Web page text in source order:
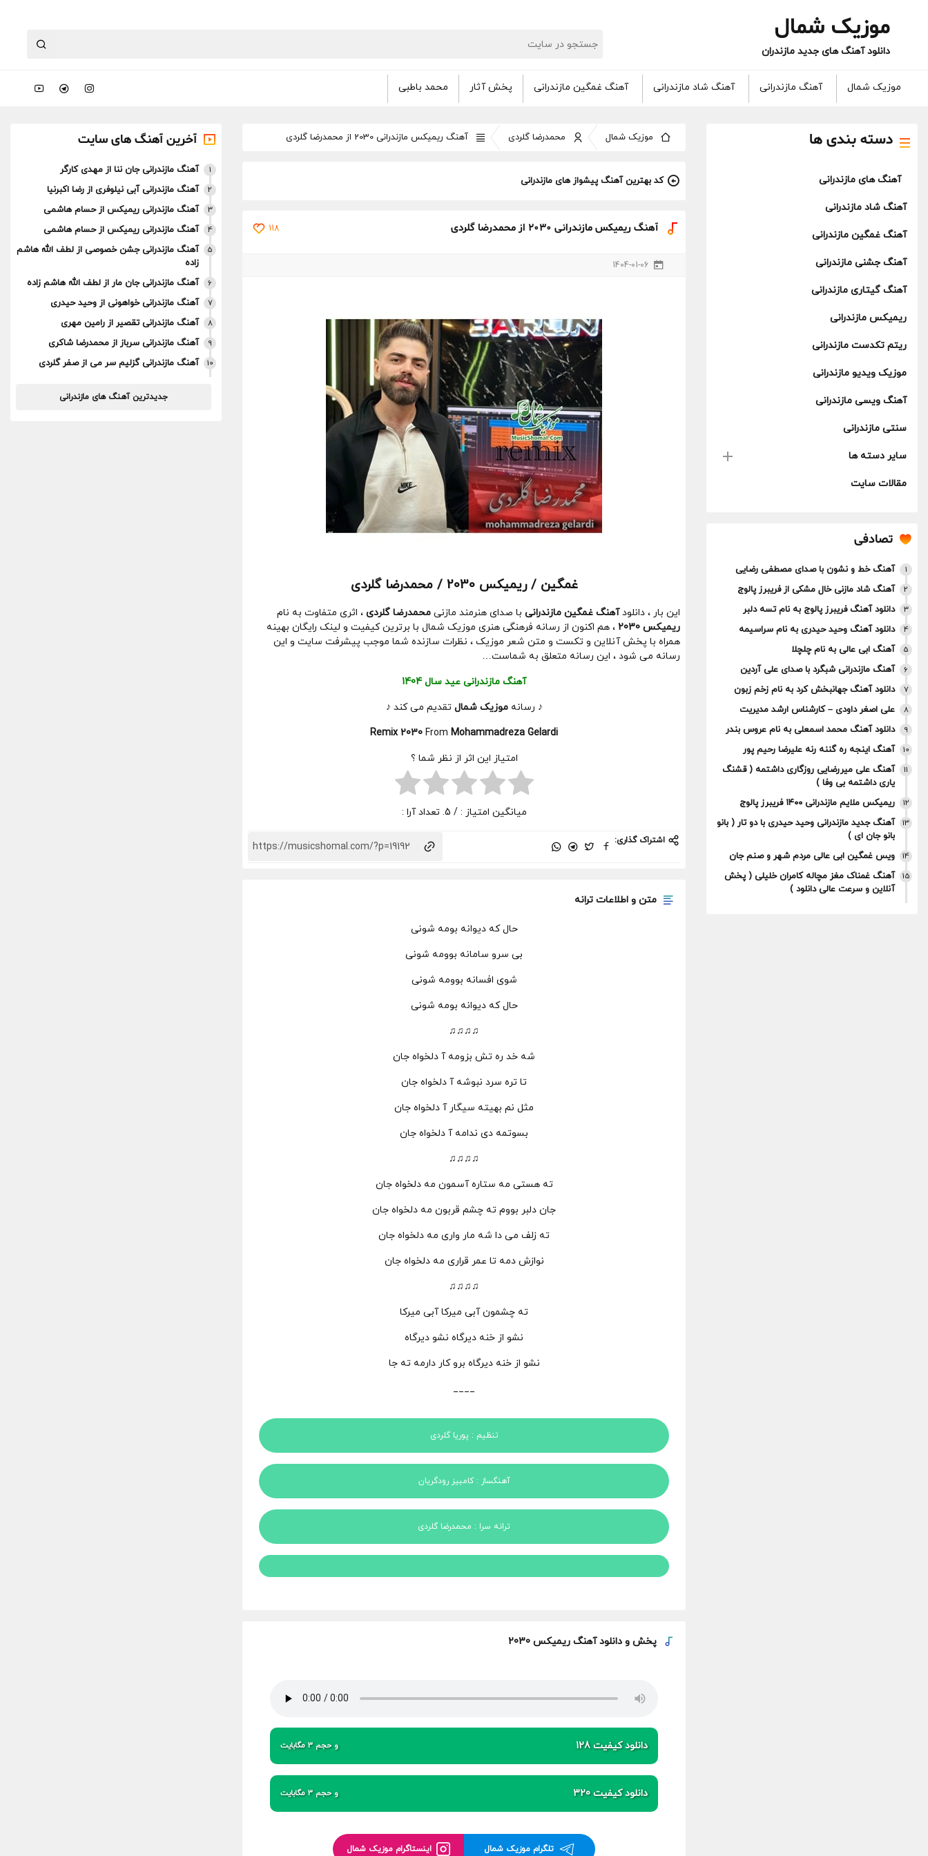
موزیک شمال
دانلود آهنگ های جدید مازندران
موزیک شمال آهنگ مازندرانی آهنگ شاد مازندرانی آهنگ غمگین مازندرانی پخش آثار محمد باطبی
دسته بندی ها
آهنگ های مازندرانی
آهنگ شاد مازندرانی
آهنگ غمگین مازندرانی
آهنگ جشنی مازندرانی
آهنگ گیتاری مازندرانی
ریمیکس مازندرانی
ریتم تکدست مازندرانی
موزیک ویدیو مازندرانی
آهنگ ویسی مازندرانی
سنتی مازندرانی
سایر دسته ها
مقالات سایت
تصادفی
1 آهنگ خط و نشون با صدای مصطفی رضایی
2 آهنگ شاد مازنی خال مشکی از فریبرز پالوج
3 دانلود آهنگ فریبرز پالوج به نام تسه دلبر
4 دانلود آهنگ وحید حیدری به نام سراسیمه
5 آهنگ ابی عالی به نام چلچلا
6 آهنگ مازندرانی شبگرد با صدای علی آردین
7 دانلود آهنگ جهانبخش کرد به نام زخم زبون
8 علی اصغر داودی – کارشناس ارشد مدیریت
9 دانلود آهنگ محمد اسمعلی به نام عروس بندر
10 آهنگ اینجه ره گننه رنه علیرضا رحیم پور
11
آهنگ علی میررضایی روزگاری داشتمه ( قشنگ
یاری داشتمه بی وفا )
12 ریمیکس ملایم مازندرانی ۱۴۰۰ فریبرز پالوج
13
آهنگ جدید مازندرانی وحید حیدری با دو تار ( بانو
بانو جان ای )
14 ویس غمگین ابی عالی مردم شهر و صنم جان
15
آهنگ غمناک مغز مچاله کامران خلیلی ( پخش
آنلاین و سرعت عالی دانلود )
موزیک شمال محمدرضا گلردی آهنگ ریمیکس مازندرانی 2030 از محمدرضا گلردی
کد بهترین آهنگ پیشواز های مازندرانی
آهنگ ریمیکس مازندرانی 2030 از محمدرضا گلردی 118
1404-01-06
غمگین / ریمیکس 2030 / محمدرضا گلردی
این بار ، دانلودآهنگ غمگین مازندرانی با صدای هنرمند مازنی محمدرضا گلردی ، اثری متفاوت به نام
ریمیکس 2030
، هم اکنون از رسانه فرهنگی هنری موزیک شمال با برترین کیفیت و لینک رایگان بهینه
همراه با پخش آنلاین و تکست و متن شعر موزیک ، نظرات سازنده شما موجب پیشرفت سایت و این
رسانه می شود ، این رسانه متعلق به شماست…
آهنگ مازندرانی عید سال 1404
♪ رسانهموزیک شمال تقدیم می کند ♪
Remix 2030 From Mohammadreza Gelardi
امتیاز این اثر از نظر شما ؟
میانگین امتیاز :/ 5. تعداد آرا :
اشتراک گذاری:
متن و اطلاعات ترانه
حال که دیوانه بومه شونی
بی سرو سامانه بوومه شونی
شوی افسانه بوومه شونی
حال که دیوانه بومه شونی
♫♫♫♫
شه خد ره تش بزومه آ دلخواه جان
تا تره سرد نبوشه آ دلخواه جان
مثل نم بهیته سیگار آ دلخواه جان
بسوتمه دی ندامه آ دلخواه جان
♫♫♫♫
ته هستی مه ستاره آسمون مه دلخواه جان
جان دلبر بووم ته چشم قربون مه دلخواه جان
ته زلف می دا شه مار واری مه دلخواه جان
نوازش دمه تا عمر قراری مه دلخواه جان
♫♫♫♫
ته چشمون آبی میرکا آبی میرکا
نشو از خنه دیرگاه نشو دیرگاه
نشو از خنه دیرگاه برو کار دارمه ته جا
____
تنظیم : پوریا گلردی
آهنگساز : کامبیز رودگریان
ترانه سرا : محمدرضا گلردی
پخش و دانلود آهنگ ریمیکس 2030
دانلود کیفیت 128 و حجم 3 مگابایت
دانلود کیفیت 320 و حجم 3 مگابایت
تلگرام موزیک شمال اینستاگرام موزیک شمال
آخرین آهنگ های سایت
1 آهنگ مازندرانی جان ننا از مهدی کارگر
2 آهنگ مازندرانی آبی نیلوفری از رضا اکبرنیا
3 آهنگ مازندرانی ریمیکس از حسام هاشمی
4 آهنگ مازندرانی ریمیکس از حسام هاشمی
5
آهنگ مازندرانی جشن خصوصی از لطف الله هاشم
زاده
6 آهنگ مازندرانی جان مار از لطف الله هاشم زاده
7 آهنگ مازندرانی خواهونی از وحید حیدری
8 آهنگ مازندرانی تقصیر از رامین مهری
9 آهنگ مازندرانی سرباز از محمدرضا شاکری
10 آهنگ مازندرانی گزلیم سر می از صفر گلردی
جدیدترین آهنگ های مازندرانی